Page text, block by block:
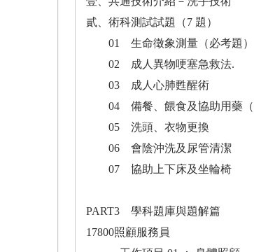
貳、術科測試試題（7 題）
01 生命徵象測量（必考題）
02 成人異物哽塞急救法.
03 成人心肺甦醒術
04 備餐、餵食及協助用藥（
05 洗頭、衣物更換
06 會陰沖洗及尿管清潔
07 協助上下床及坐輪椅
PART3 學科題庫與題解篇
17800照顧服務員